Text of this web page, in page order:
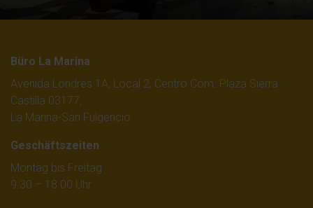
Büro La Marina
Avenida Londres 1A, Local 2, Centro Com. Plaza Sierra
Castilla 03177,
La Marina-San Fulgencio
Geschäftszeiten
Montag bis Freitag
9.30 – 18.00 Uhr